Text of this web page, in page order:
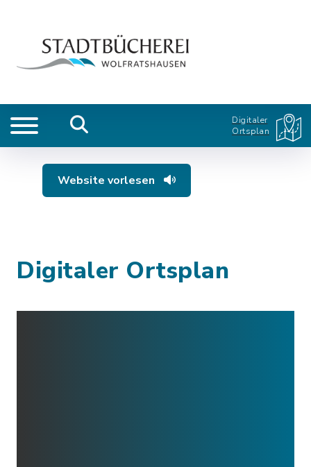
Digitaler
Ortsplan
Website vorlesen
Digitaler Ortsplan